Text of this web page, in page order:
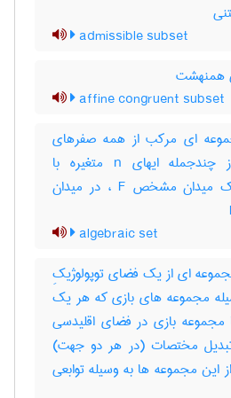
admissible subset
همنهشت
affine congruent subset
ای مرکب از همه صفرهای
مجموعه مشخصی از چندجمله ایهای n متغیره با
ضریبهای متعلق به یک میدان مشخص F ، در میدان
algebraic set
ای از یک فضای توپولوژیکِ
مجموعه های بازی که هر یک
مجموعه بازی در فضای اقلیدسی
مختصات (در هر دو جهت)
این مجموعه ها به وسیله توابعی